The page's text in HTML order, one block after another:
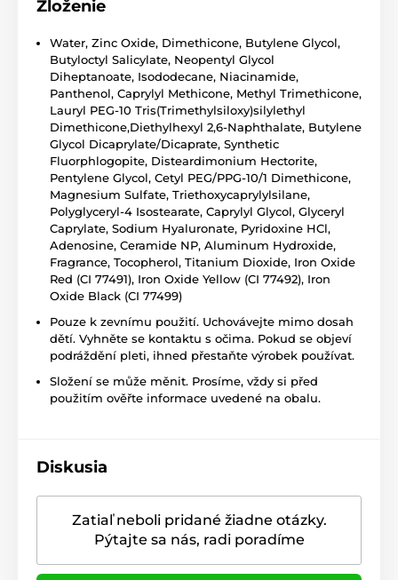
Zloženie
Water, Zinc Oxide, Dimethicone, Butylene Glycol,
Butyloctyl Salicylate, Neopentyl Glycol
Diheptanoate, Isododecane, Niacinamide,
Panthenol, Caprylyl Methicone, Methyl Trimethicone,
Lauryl PEG-10 Tris(Trimethylsiloxy)silylethyl
Dimethicone,Diethylhexyl 2,6-Naphthalate, Butylene
Glycol Dicaprylate/Dicaprate, Synthetic
Fluorphlogopite, Disteardimonium Hectorite,
Pentylene Glycol, Cetyl PEG/PPG-10/1 Dimethicone,
Magnesium Sulfate, Triethoxycaprylylsilane,
Polyglyceryl-4 Isostearate, Caprylyl Glycol, Glyceryl
Caprylate, Sodium Hyaluronate, Pyridoxine HCl,
Adenosine, Ceramide NP, Aluminum Hydroxide,
Fragrance, Tocopherol, Titanium Dioxide, Iron Oxide
Red (CI 77491), Iron Oxide Yellow (CI 77492), Iron
Oxide Black (CI 77499)
Pouze k zevnímu použití. Uchovávejte mimo dosah
dětí. Vyhněte se kontaktu s očima. Pokud se objeví
podráždění pleti, ihned přestaňte výrobek používat.
Složení se může měnit. Prosíme, vždy si před
použitím ověřte informace uvedené na obalu.
Diskusia
Zatiaľ neboli pridané žiadne otázky.
Pýtajte sa nás, radi poradíme